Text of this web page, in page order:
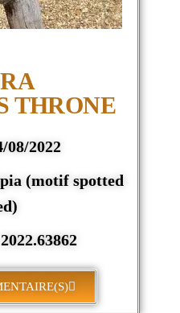
THRONE
08/2022
(motif spotted